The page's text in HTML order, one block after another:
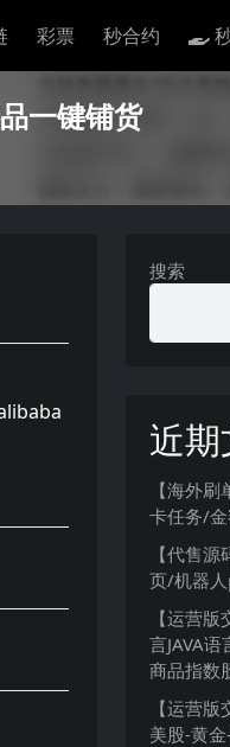
彩票 秒合约
一键铺货
搜索
近
【海外
卡任务/
【代售
页/机器
【运营
言JAVA
商品指数
【运营
美股-黄